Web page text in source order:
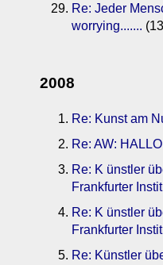
Re: Jeder
worrying.......
2008
Re: Kunst am
Re: AW: HALLO
Re: K ünstler
Frankfurter
Re: K ünstler
Frankfurter
Re: Künstler